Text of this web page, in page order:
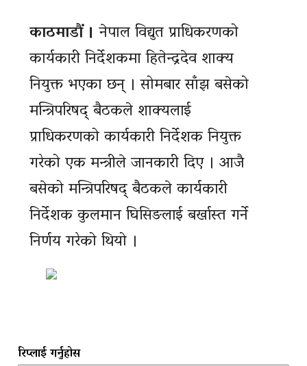
काठमाडौं । नेपाल विद्युत प्राधिकरणको
कार्यकारी निर्देशकमा हितेन्द्रदेव शाक्य
नियुक्त भएका छन् । सोमबार साँझ बसेको
मन्त्रिपरिषद् बैठकले शाक्यलाई
प्राधिकरणको कार्यकारी निर्देशक नियुक्त
गरेको एक मन्त्रीले जानकारी दिए । आजै
बसेको मन्त्रिपरिषद् बैठकले कार्यकारी
निर्देशक कुलमान घिसिङलाई बर्खास्त गर्ने
निर्णय गरेको थियो ।
रिप्लाई गर्नुहोस